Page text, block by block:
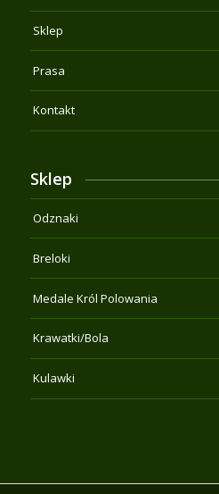
Sklep
Prasa
Kontakt
Sklep
Odznaki
Breloki
Medale Król Polowania
Krawatki/Bola
Kulawki